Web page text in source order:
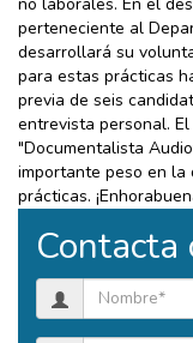
perteneciente al
desarrollará su
para estas prácticas
previa de seis
entrevista personal.
"Documentalista
importante peso en la
prácticas.
Contacta